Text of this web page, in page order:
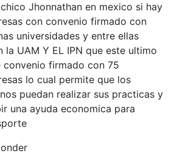
Jhonnathan en mexico si hay
con convenio firmado con
universidades y entre ellas
la UAM Y EL IPN que este ultimo
convenio firmado con 75
lo cual permite que los
puedan realizar sus practicas y
una ayuda economica para